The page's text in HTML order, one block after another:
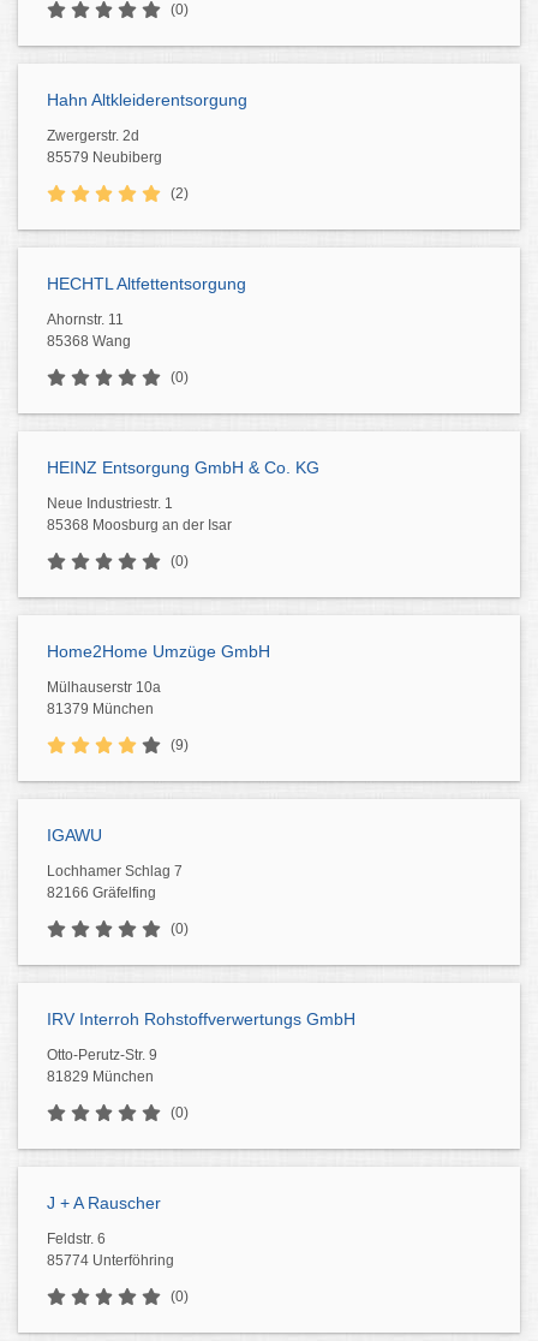
(0)
Hahn Altkleiderentsorgung
Zwergerstr. 2d
85579 Neubiberg
(2)
HECHTL Altfettentsorgung
Ahornstr. 11
85368 Wang
(0)
HEINZ Entsorgung GmbH & Co. KG
Neue Industriestr. 1
85368 Moosburg an der Isar
(0)
Home2Home Umzüge GmbH
Mülhauserstr 10a
81379 München
(9)
IGAWU
Lochhamer Schlag 7
82166 Gräfelfing
(0)
IRV Interroh Rohstoffverwertungs GmbH
Otto-Perutz-Str. 9
81829 München
(0)
J + A Rauscher
Feldstr. 6
85774 Unterföhring
(0)